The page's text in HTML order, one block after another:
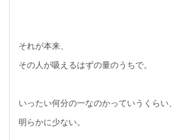
それが本来、
その人が吸えるはずの量のうちで。
いったい何分の一なのかっていうくらい、
明らかに少ない。